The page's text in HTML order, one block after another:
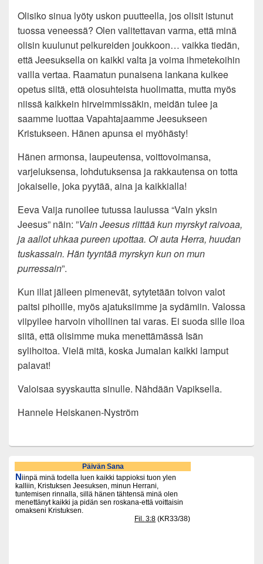
Olisiko sinua lyöty uskon puutteella, jos olisit istunut
tuossa veneessä? Olen valitettavan varma, että minä
olisin kuulunut pelkureiden joukkoon… vaikka tiedän,
että Jeesuksella on kaikki valta ja voima ihmetekoihin
vailla vertaa. Raamatun punaisena lankana kulkee
opetus siitä, että olosuhteista huolimatta, mutta myös
niissä kaikkein hirveimmissäkin, meidän tulee ja
saamme luottaa Vapahtajaamme Jeesukseen
Kristukseen. Hänen apunsa ei myöhästy!
Hänen armonsa, laupeutensa, voittovoimansa,
varjeluksensa, lohdutuksensa ja rakkautensa on totta
jokaiselle, joka pyytää, aina ja kaikkialla!
Eeva Vaija runoilee tutussa laulussa “Vain yksin
Jeesus” näin: ”Vain Jeesus riittää kun myrskyt raivoaa,
ja aallot uhkaa pureen upottaa. Oi auta Herra, huudan
tuskassain. Hän tyyntää myrskyn kun on mun
purressain”.
Kun illat jälleen pimenevät, sytytetään toivon valot
paitsi pihoille, myös ajatuksiimme ja sydämiin. Valossa
viipyilee harvoin vihollinen tai varas. Ei suoda sille iloa
siitä, että olisimme muka menettämässä Isän
sylihoitoa. Vielä mitä, koska Jumalan kaikki lamput
palavat!
Valoisaa syyskautta sinulle. Nähdään Vapiksella.
Hannele Heiskanen-Nyström
Primary
Sidebar
Widget
Area